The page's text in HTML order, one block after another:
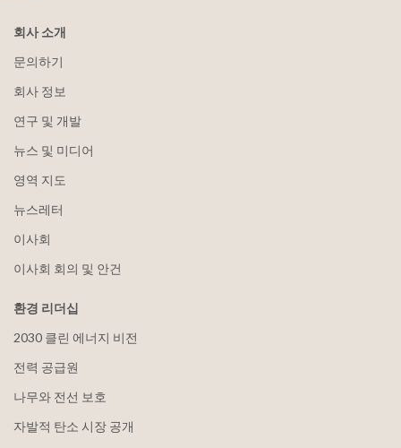
회사 소개
문의하기
회사 정보
연구 및 개발
뉴스 및 미디어
영역 지도
뉴스레터
이사회
이사회 회의 및 안건
환경 리더십
2030 클린 에너지 비전
전력 공급원
나무와 전선 보호
자발적 탄소 시장 공개